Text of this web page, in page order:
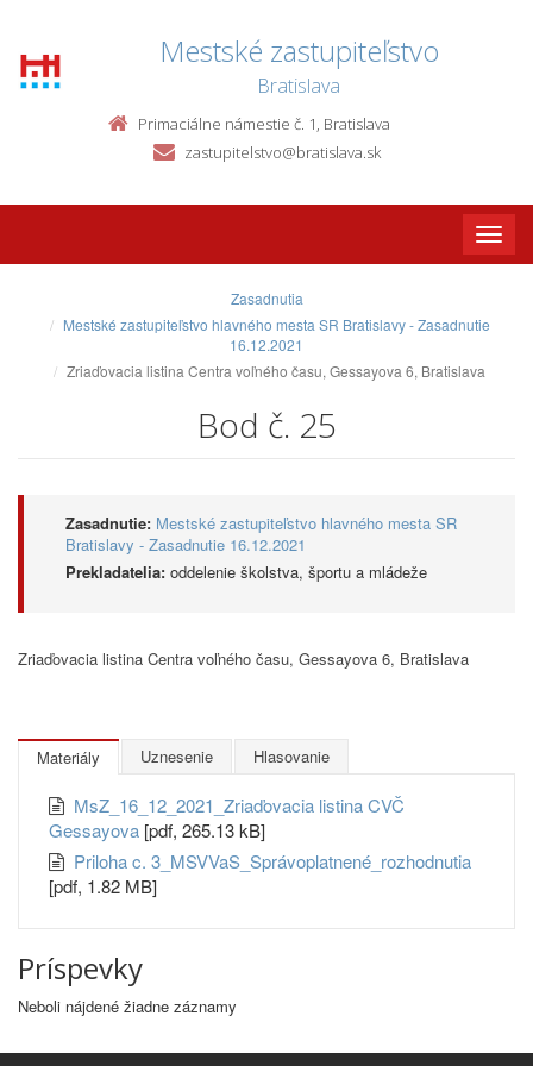
Mestské zastupiteľstvo
Bratislava
Primaciálne námestie č. 1, Bratislava
zastupitelstvo@bratislava.sk
Toggle
Zasadnutia
Mestské zastupiteľstvo hlavného mesta SR Bratislavy - Zasadnutie
16.12.2021
Zriaďovacia listina Centra voľného času, Gessayova 6, Bratislava
Bod č. 25
Zasadnutie: Mestské zastupiteľstvo hlavného mesta SR
Bratislavy - Zasadnutie 16.12.2021
Prekladatelia: oddelenie školstva, športu a mládeže
Zriaďovacia listina Centra voľného času, Gessayova 6, Bratislava
Materiály Uznesenie Hlasovanie
MsZ_16_12_2021_Zriaďovacia listina CVČ
Gessayova [pdf, 265.13 kB]
Priloha c. 3_MSVVaS_Správoplatnené_rozhodnutia
[pdf, 1.82 MB]
Príspevky
Neboli nájdené žiadne záznamy